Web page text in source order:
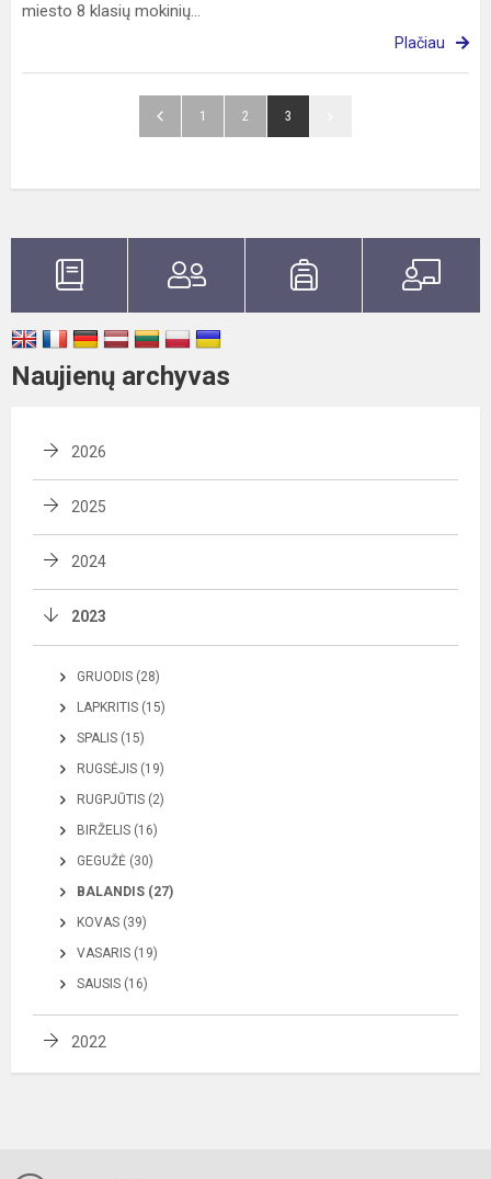
miesto 8 klasių mokinių...
Plačiau
1 2 3
Naujienų archyvas
2026
2025
2024
2023
GRUODIS (28)
LAPKRITIS (15)
SPALIS (15)
RUGSĖJIS (19)
RUGPJŪTIS (2)
BIRŽELIS (16)
GEGUŽĖ (30)
BALANDIS (27)
KOVAS (39)
VASARIS (19)
SAUSIS (16)
2022